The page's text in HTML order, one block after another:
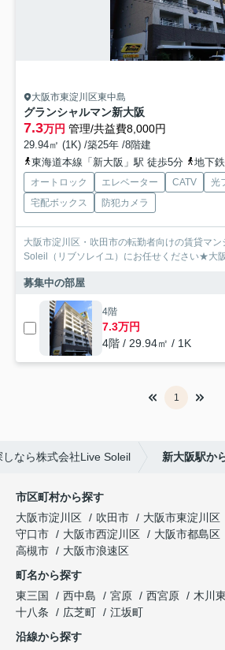
大阪市東淀川区東中島
グランシャルマン新大阪
7.3万円 管理/共益費8,000円
29.94㎡ (1K) /築25年 /8階建
東海道本線「新大阪」駅 徒歩5分
地下鉄御
オートロック エレベーター CATV
光
宅配ボックス
防犯カメラ
大阪市淀川区・吹田市の転勤者向けの賃貸マ
Soleil（リブソレイユ）にお任せください★大
募集中の部屋
4階
7.3万円
4階 / 29.94㎡ / 1K
1
なら株式会社Live Soleil 新大阪駅か
市区町村から探す
大阪市淀川区
吹田市 大阪市東淀川区
守口市
大阪市西淀川区 大阪市都島区
高槻市
大阪市浪速区
町名から探す
東三国
西中島 宮原 西宮原 木川東
十八条
広芝町
江坂町
沿線から探す